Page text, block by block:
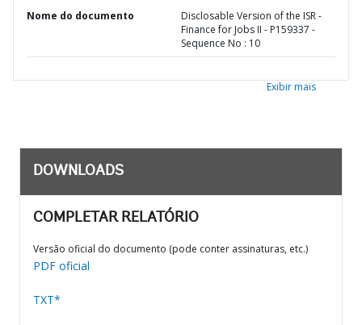
Nome do documento
Disclosable Version of the ISR -
Finance for Jobs II - P159337 -
Sequence No : 10
Exibir mais
DOWNLOADS
COMPLETAR RELATÓRIO
Versão oficial do documento (pode conter assinaturas, etc.)
PDF oficial
TXT*